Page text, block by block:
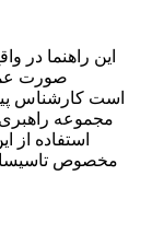
ﺻﻮرت
است ﮐﺎرﺷﻨﺎس
ﻣﺠﻤﻮعه
استفاده از
مخصوص